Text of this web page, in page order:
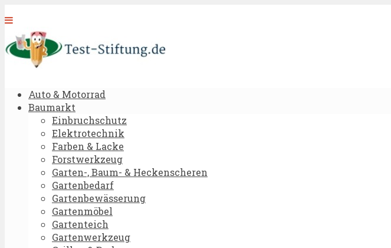
Auto & Motorrad
Baumarkt
Einbruchschutz
Elektrotechnik
Farben & Lacke
Forstwerkzeug
Garten-, Baum- & Heckenscheren
Gartenbedarf
Gartenbewässerung
Gartenmöbel
Gartenteich
Gartenwerkzeug